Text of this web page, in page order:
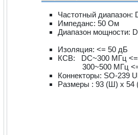
Частотный диапазон:
Импеданс: 50 Ом
Диапазон мощности:
300~500
Изоляция: <= 50 дБ
КСВ: DC~300 МГц <=
300~500 МГц <=
Коннекторы: SO-239
Размеры : 93 (Ш) x 54